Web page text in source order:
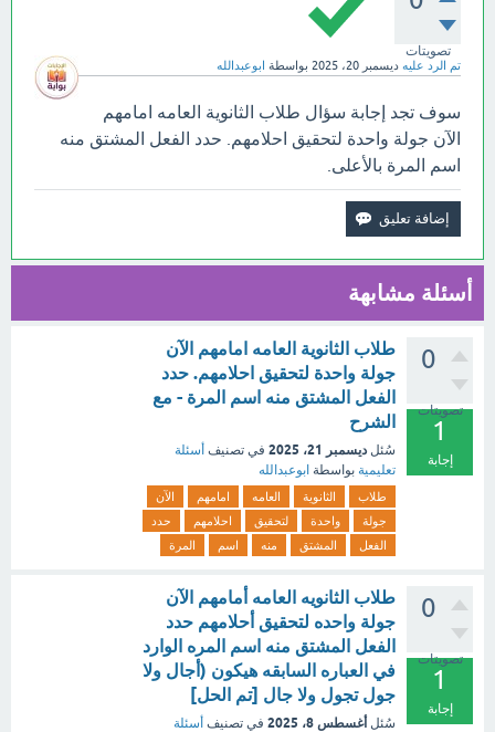
تصويتات
تم الرد عليه ديسمبر 20، 2025 بواسطة ابوعبدالله
سوف تجد إجابة سؤال طلاب الثانوية العامه امامهم
الآن جولة واحدة لتحقيق احلامهم. حدد الفعل المشتق منه
اسم المرة بالأعلى.
أسئلة مشابهة
0
تصويتات
1
إجابة
طلاب الثانوية العامه امامهم الآن
جولة واحدة لتحقيق احلامهم. حدد
الفعل المشتق منه اسم المرة - مع
الشرح
سُئل ديسمبر 21، 2025 في تصنيف أسئلة
تعليمية بواسطة ابوعبدالله
طلاب الثانوية العامه امامهم
الآن
جولة
واحدة لتحقيق احلامهم
حدد
الفعل
المشتق منه اسم المرة
0
تصويتات
1
إجابة
طلاب الثانويه العامه أمامهم الآن
جولة واحده لتحقيق أحلامهم حدد
الفعل المشتق منه اسم المره الوارد
في العباره السابقه هيكون (أجال ولا
جول تجول ولا جال [تم الحل]
سُئل أغسطس 8، 2025 في تصنيف أسئلة